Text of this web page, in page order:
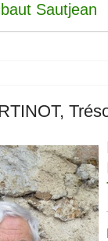
Sautjean